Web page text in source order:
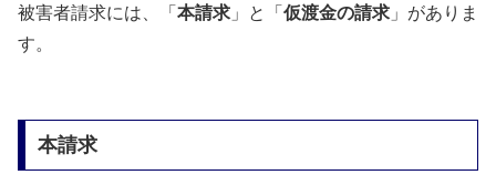
被害者請求には、「 本請求 」と「 仮渡金の請求 」がありま
す。
本請求